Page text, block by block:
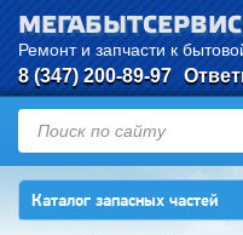
МЕГАБЫТСЕРВИС
Ремонт и запчасти к
8 (347) 200-89-97
Каталог запасных частей